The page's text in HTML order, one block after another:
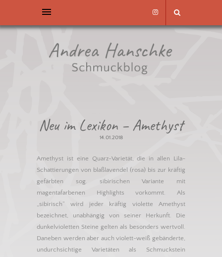
Neu im Lexikon – Amethyst
14.01.2018
Amethyst ist eine Quarz-Varietät, die in allen Lila-
Schattierungen von blaßlavendel (rosa) bis zur kräftig
gefärbten sog. sibirischen Variante mit
magentafarbenen Highlights vorkommt. Als
„sibirisch“ wird jeder kräftig violette Amethyst
bezeichnet, unabhängig von seiner Herkunft. Die
dunkelvioletten Steine gelten als besonders wertvoll.
Daneben werden aber auch violett-weiß gebänderte,
undurchsichtige Varietäten als Schmuckstein